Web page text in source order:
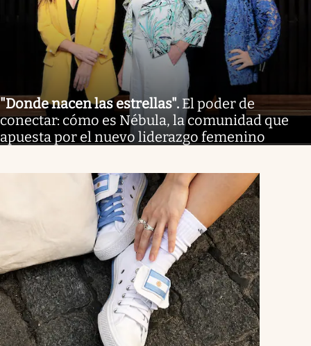
"Donde nacen las estrellas". El poder de
conectar: cómo es Nébula, la comunidad que
apuesta por el nuevo liderazgo femenino